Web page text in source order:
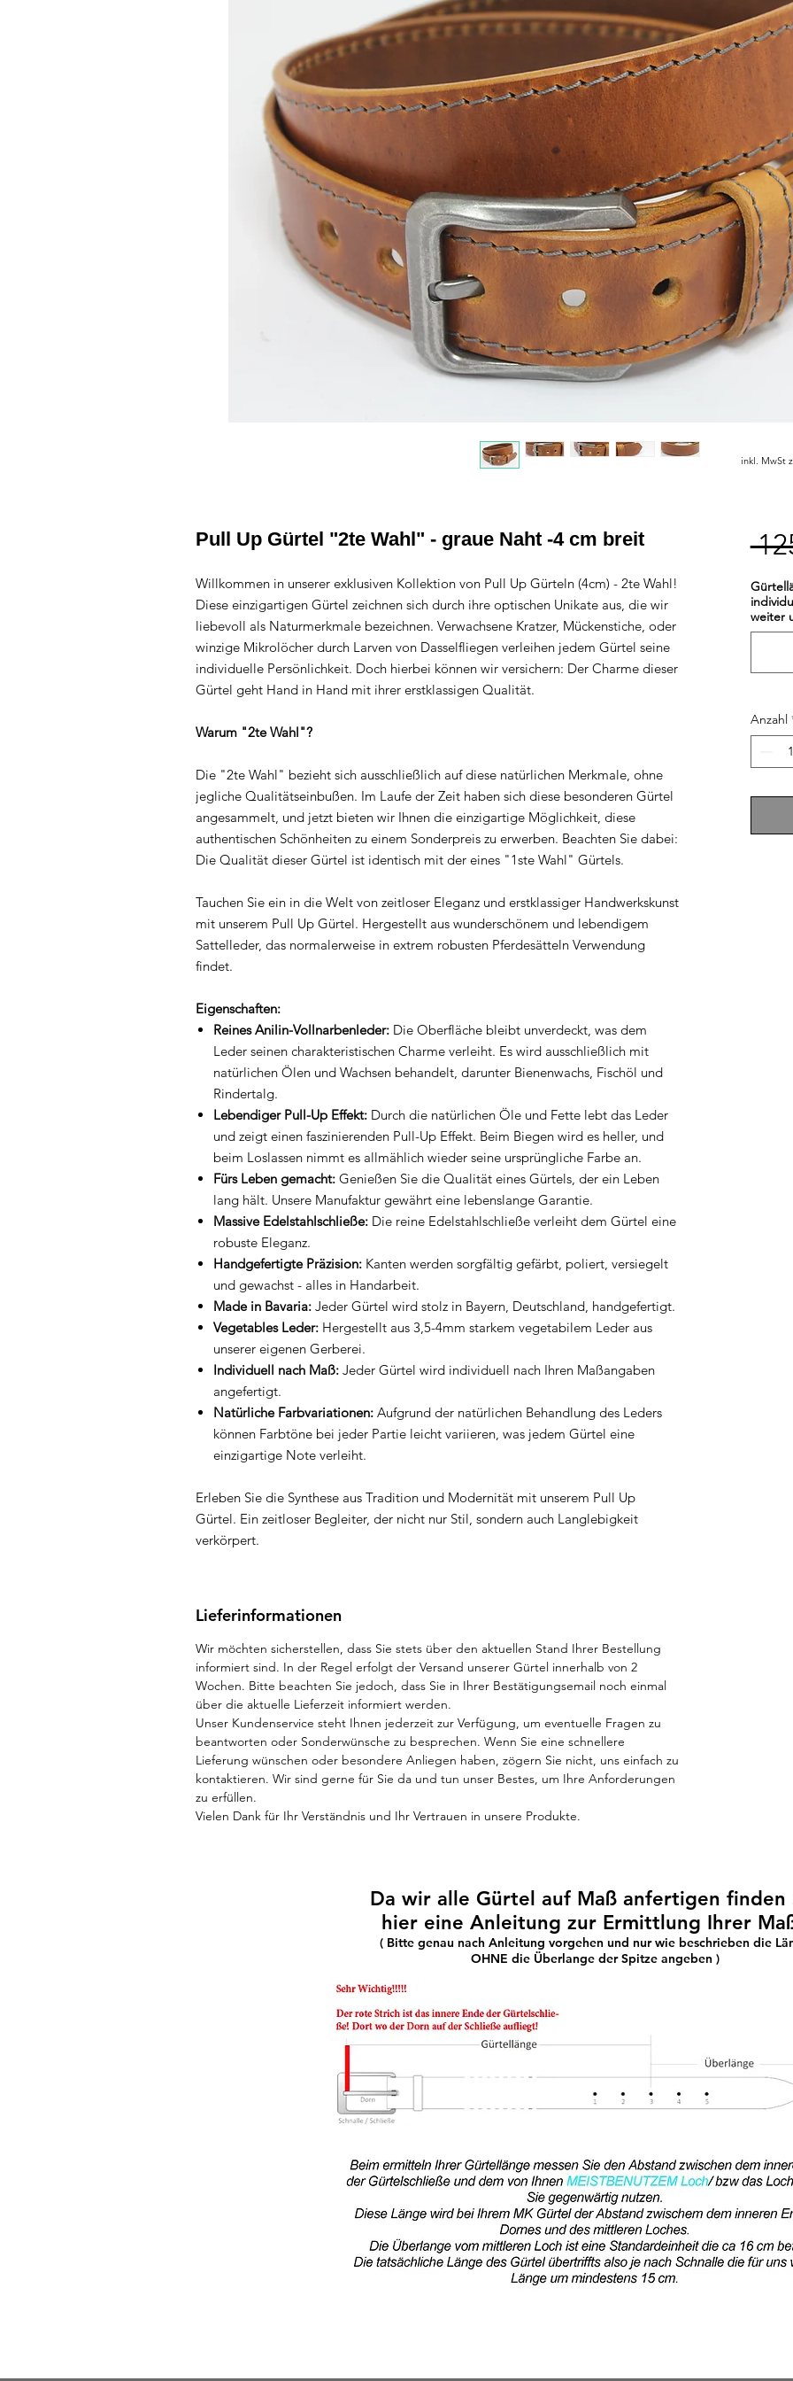
Pull Up Gürtel "2te Wahl" - graue Naht -4 cm breit
Willkommen in unserer exklusiven Kollektion von Pull Up Gürteln (4cm) - 2te Wahl!
Diese einzigartigen Gürtel zeichnen sich durch ihre optischen Unikate aus, die wir
liebevoll als Naturmerkmale bezeichnen. Verwachsene Kratzer, Mückenstiche, oder
winzige Mikrolöcher durch Larven von Dasselfliegen verleihen jedem Gürtel seine
individuelle Persönlichkeit. Doch hierbei können wir versichern: Der Charme dieser
Gürtel geht Hand in Hand mit ihrer erstklassigen Qualität.
Warum "2te Wahl"?
Die "2te Wahl" bezieht sich ausschließlich auf diese natürlichen Merkmale, ohne
jegliche Qualitätseinbußen. Im Laufe der Zeit haben sich diese besonderen Gürtel
angesammelt, und jetzt bieten wir Ihnen die einzigartige Möglichkeit, diese
authentischen Schönheiten zu einem Sonderpreis zu erwerben. Beachten Sie dabei:
Die Qualität dieser Gürtel ist identisch mit der eines "1ste Wahl" Gürtels.
Tauchen Sie ein in die Welt von zeitloser Eleganz und erstklassiger Handwerkskunst
mit unserem Pull Up Gürtel. Hergestellt aus wunderschönem und lebendigem
Sattelleder, das normalerweise in extrem robusten Pferdesätteln Verwendung
findet.
Eigenschaften:
Reines Anilin-Vollnarbenleder: Die Oberfläche bleibt unverdeckt, was dem
Leder seinen charakteristischen Charme verleiht. Es wird ausschließlich mit
natürlichen Ölen und Wachsen behandelt, darunter Bienenwachs, Fischöl und
Rindertalg.
Lebendiger Pull-Up Effekt: Durch die natürlichen Öle und Fette lebt das Leder
und zeigt einen faszinierenden Pull-Up Effekt. Beim Biegen wird es heller, und
beim Loslassen nimmt es allmählich wieder seine ursprüngliche Farbe an.
Fürs Leben gemacht: Genießen Sie die Qualität eines Gürtels, der ein Leben
lang hält. Unsere Manufaktur gewährt eine lebenslange Garantie.
Massive Edelstahlschließe: Die reine Edelstahlschließe verleiht dem Gürtel eine
robuste Eleganz.
Handgefertigte Präzision: Kanten werden sorgfältig gefärbt, poliert, versiegelt
und gewachst - alles in Handarbeit.
Made in Bavaria: Jeder Gürtel wird stolz in Bayern, Deutschland, handgefertigt.
Vegetables Leder: Hergestellt aus 3,5-4mm starkem vegetabilem Leder aus
unserer eigenen Gerberei.
Individuell nach Maß: Jeder Gürtel wird individuell nach Ihren Maßangaben
angefertigt.
Natürliche Farbvariationen: Aufgrund der natürlichen Behandlung des Leders
können Farbtöne bei jeder Partie leicht variieren, was jedem Gürtel eine
einzigartige Note verleiht.
Erleben Sie die Synthese aus Tradition und Modernität mit unserem Pull Up
Gürtel. Ein zeitloser Begleiter, der nicht nur Stil, sondern auch Langlebigkeit
verkörpert.
Lieferinformationen
Wir möchten sicherstellen, dass Sie stets über den aktuellen Stand Ihrer Bestellung
informiert sind. In der Regel erfolgt der Versand unserer Gürtel innerhalb von 2
Wochen. Bitte beachten Sie jedoch, dass Sie in Ihrer Bestätigungsemail noch einmal
über die aktuelle Lieferzeit informiert werden.
Unser Kundenservice steht Ihnen jederzeit zur Verfügung, um eventuelle Fragen zu
beantworten oder Sonderwünsche zu besprechen. Wenn Sie eine schnellere
Lieferung wünschen oder besondere Anliegen haben, zögern Sie nicht, uns einfach zu
kontaktieren. Wir sind gerne für Sie da und tun unser Bestes, um Ihre Anforderungen
zu erfüllen.
Vielen Dank für Ihr Verständnis und Ihr Vertrauen in unsere Produkte.
weiter
Anzahl
inkl. MwSt
Da wir alle Gürtel auf Maß anfertigen finden
hier eine Anleitung zur Ermittlung Ihrer
( Bitte genau nach Anleitung vorgehen und nur wie beschrieben die
OHNE die Überlange der Spitze angeben )